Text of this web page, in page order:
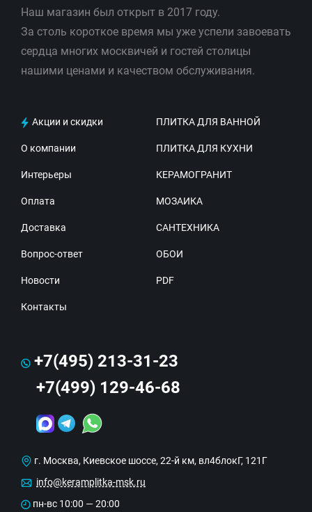
Наш магазин был открыт в 2017 году.
За столь короткое время мы уже успели завоевать
сердца многих москвичей и гостей столицы
нашими ценами и качеством обслуживания.
Акции и скидки
О компании
Интерьеры
Оплата
Доставка
Вопрос-ответ
Новости
Контакты
ПЛИТКА ДЛЯ ВАННОЙ
ПЛИТКА ДЛЯ КУХНИ
КЕРАМОГРАНИТ
МОЗАИКА
САНТЕХНИКА
ОБОИ
PDF
+7(495) 213-31-23
+7(499) 129-46-68
г. Москва, Киевское шоссе, 22-й км, вл4блокГ, 121Г
info@keramplitka-msk.ru
пн-вс 10:00 — 20:00